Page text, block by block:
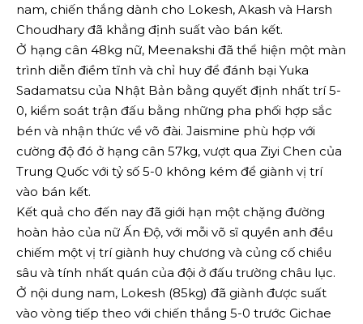
nam, chiến thắng dành cho Lokesh, Akash và Harsh
Choudhary đã khẳng định suất vào bán kết.
Ở hạng cân 48kg nữ, Meenakshi đã thể hiện một màn
trình diễn điềm tĩnh và chỉ huy để đánh bại Yuka
Sadamatsu của Nhật Bản bằng quyết định nhất trí 5-
0, kiểm soát trận đấu bằng những pha phối hợp sắc
bén và nhận thức về võ đài. Jaismine phù hợp với
cường độ đó ở hạng cân 57kg, vượt qua Ziyi Chen của
Trung Quốc với tỷ số 5-0 không kém để giành vị trí
vào bán kết.
Kết quả cho đến nay đã giới hạn một chặng đường
hoàn hảo của nữ Ấn Độ, với mỗi võ sĩ quyền anh đều
chiếm một vị trí giành huy chương và củng cố chiều
sâu và tính nhất quán của đội ở đấu trường châu lục.
Ở nội dung nam, Lokesh (85kg) đã giành được suất
vào vòng tiếp theo với chiến thắng 5-0 trước Gichae